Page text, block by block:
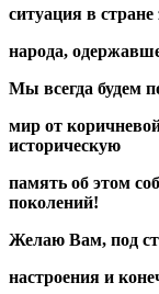
ситуация в
народа,
Мы всегда будем
мир от
историческую
память об этом
поколений!
Желаю Вам, под
настроения и